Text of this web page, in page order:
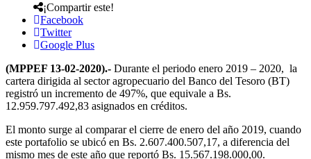
¡Compartir este!
Facebook
Twitter
Google Plus
(MPPEF 13-02-2020).- Durante el periodo enero 2019 – 2020, la
cartera dirigida al sector agropecuario del Banco del Tesoro (BT)
registró un incremento de 497%, que equivale a Bs.
12.959.797.492,83 asignados en créditos.
El monto surge al comparar el cierre de enero del año 2019, cuando
este portafolio se ubicó en Bs. 2.607.400.507,17, a diferencia del
mismo mes de este año que reportó Bs. 15.567.198.000,00.